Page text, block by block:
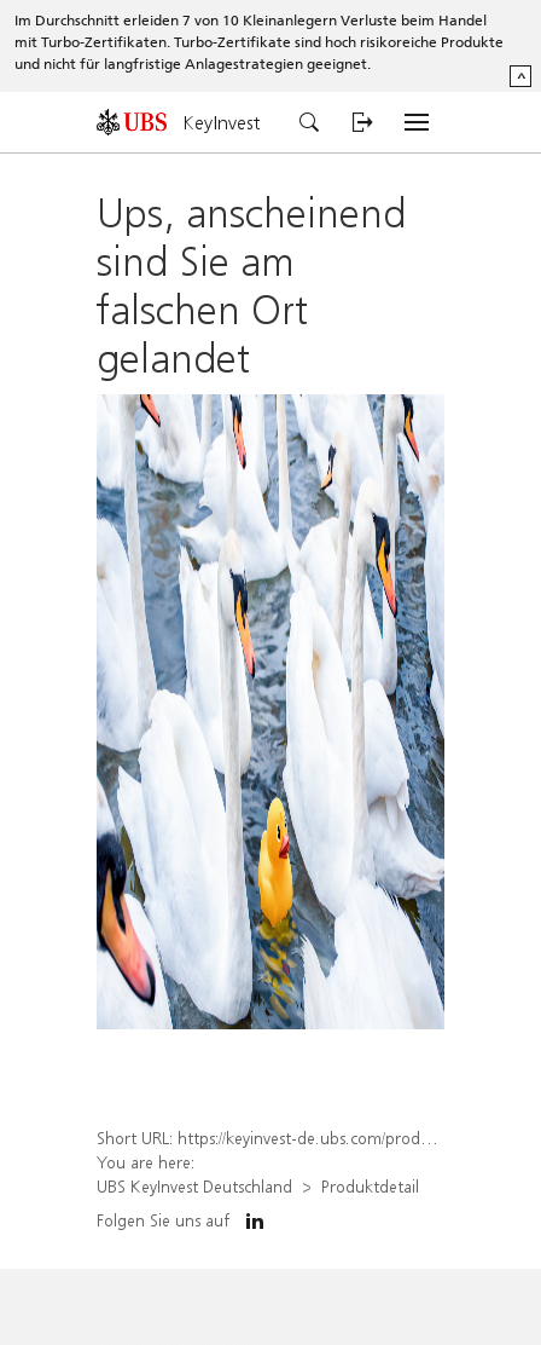
Im Durchschnitt erleiden 7 von 10 Kleinanlegern Verluste beim Handel
mit Turbo-Zertifikaten. Turbo-Zertifikate sind hoch risikoreiche Produkte
und nicht für langfristige Anlagestrategien geeignet.
^
KeyInvest
Ups, anscheinend
sind Sie am
falschen Ort
gelandet
Short URL: https://keyinvest-de.ubs.com/produkt/detail/index/isin/DE000WA4FA32
You are here:
UBS KeyInvest Deutschland
Produktdetail
Folgen Sie uns auf